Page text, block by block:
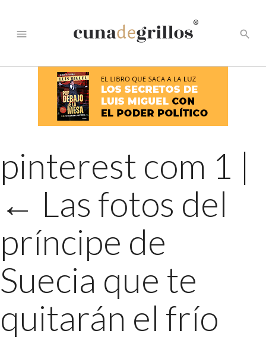
menu
®
search
pinterest com 1 |
← Las fotos del
príncipe de
Suecia que te
quitarán el frío